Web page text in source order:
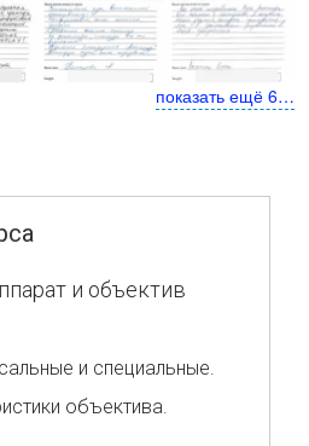
показать ещё 6…
и объектив
и специальные.
объектива.